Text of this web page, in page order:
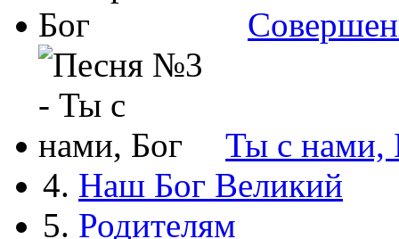
Ты с нами,
4. Наш Бог Великий
5. Родителям